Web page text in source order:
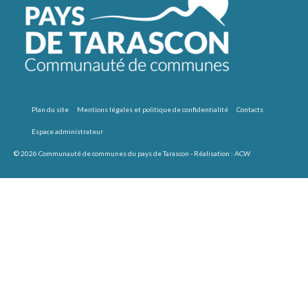
Plan du site Mentions légales et politique de confidentialité Contacts
Espace administrateur
© 2026 Communauté de communes du pays de Tarascon - Réalisation : ACW